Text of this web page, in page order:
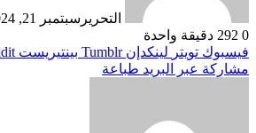
التحرير سبتمبر 21, 2024
0
دقيقة واحدة
فيسبوك تويتر لينكدإن بينتيريست
مشاركة عبر البريد طباعة